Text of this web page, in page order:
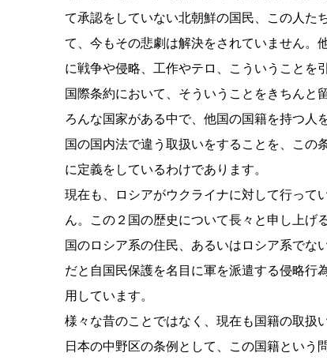
て承認をしていない北朝鮮の国民、この人た
て、今もその悲劇は解決をされていません。
に戦争や侵略、工作やテロ、こういうことを
国際条約において、そういうことをきちんと
ろんな国家がある中で、他国の国籍を持つ人
国の国内法で違う取扱いをすることを、この
に定義をしているわけであります。
現在も、ロシアがウクライナに対して行って
ん。この２国の歴史について長々と申し上げ
国のロシア系の住民、あるいはロシア系でな
だと自国民保護を名目に軍を派遣する侵略行
用しています。
様々な昔のことではなく、現在も国籍の取扱
日本の中野区の条例として、この国籍という